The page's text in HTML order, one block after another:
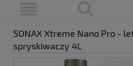
SONAX Xtreme Nano Pro -
spryskiwaczy 4L